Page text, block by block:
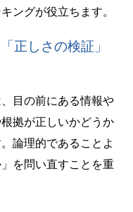
ングが役立ちます。
正しさの検証」
目の前にある情報や
拠が正しいかどうか
論理的であることよ
を問い直すことを重